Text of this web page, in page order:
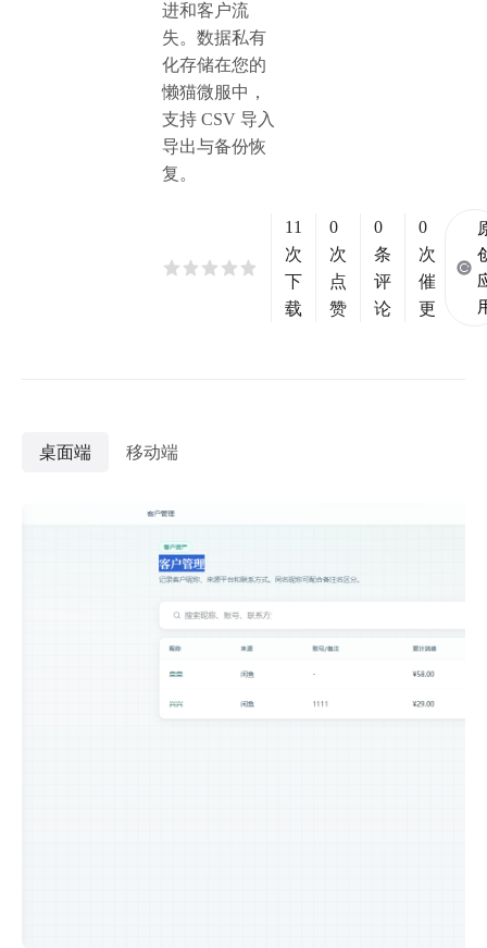
进和客户流
失。数据私有
化存储在您的
懒猫微服中，
支持 CSV 导入
导出与备份恢
复。
11
次
下
载
0
次
点
赞
0
条
评
论
0
次
催
更
桌面端 移动端